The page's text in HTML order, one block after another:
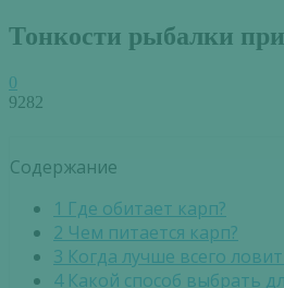
Тонкости рыбалки
0
9282
Содержание
1 Где обитает карп?
2 Чем питается карп?
3 Когда лучше всего
4Какой способ выбрать